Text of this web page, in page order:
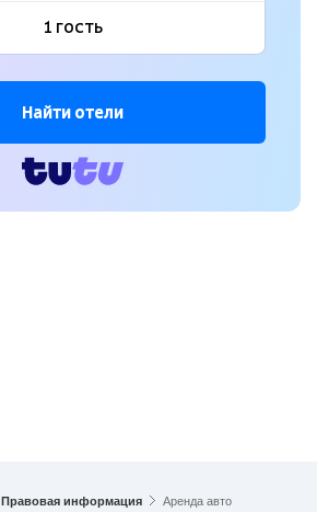
Найти отели
Правовая информация Аренда авто